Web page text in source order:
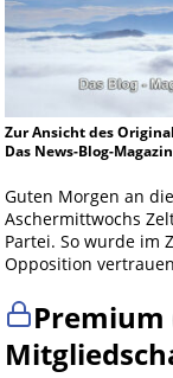
Zur Ansicht des
Das News-Blog-
Guten Morgen an
Aschermittwochs
Partei. So wurde im
Opposition
Premium